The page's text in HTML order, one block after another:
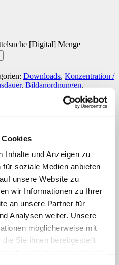
Cookies
Inhalte und Anzeigen zu
soziale Medien anbieten
unsere Website zu
wir Informationen zu Ihrer
an unsere Partner für
Analysen weiter. Unsere
möglicherweise mit
Sie ihnen bereitgestellt
[Digital] Menge
Downloads, Konzentration /
, Bildanordnungen,
die Aufgabe darin,
Lebensmittelfüllen ein
aus.
dieLebensmittelvorlage, ein
. Die Auftragskarten sind mit
sind 3 bis 5 Lebensmittel
Genau diese
Anordnung
gesucht werden.
diese gefunden hat, können
auf dem Arbeitsblatt angemalt
Auftragskarte abgehakt